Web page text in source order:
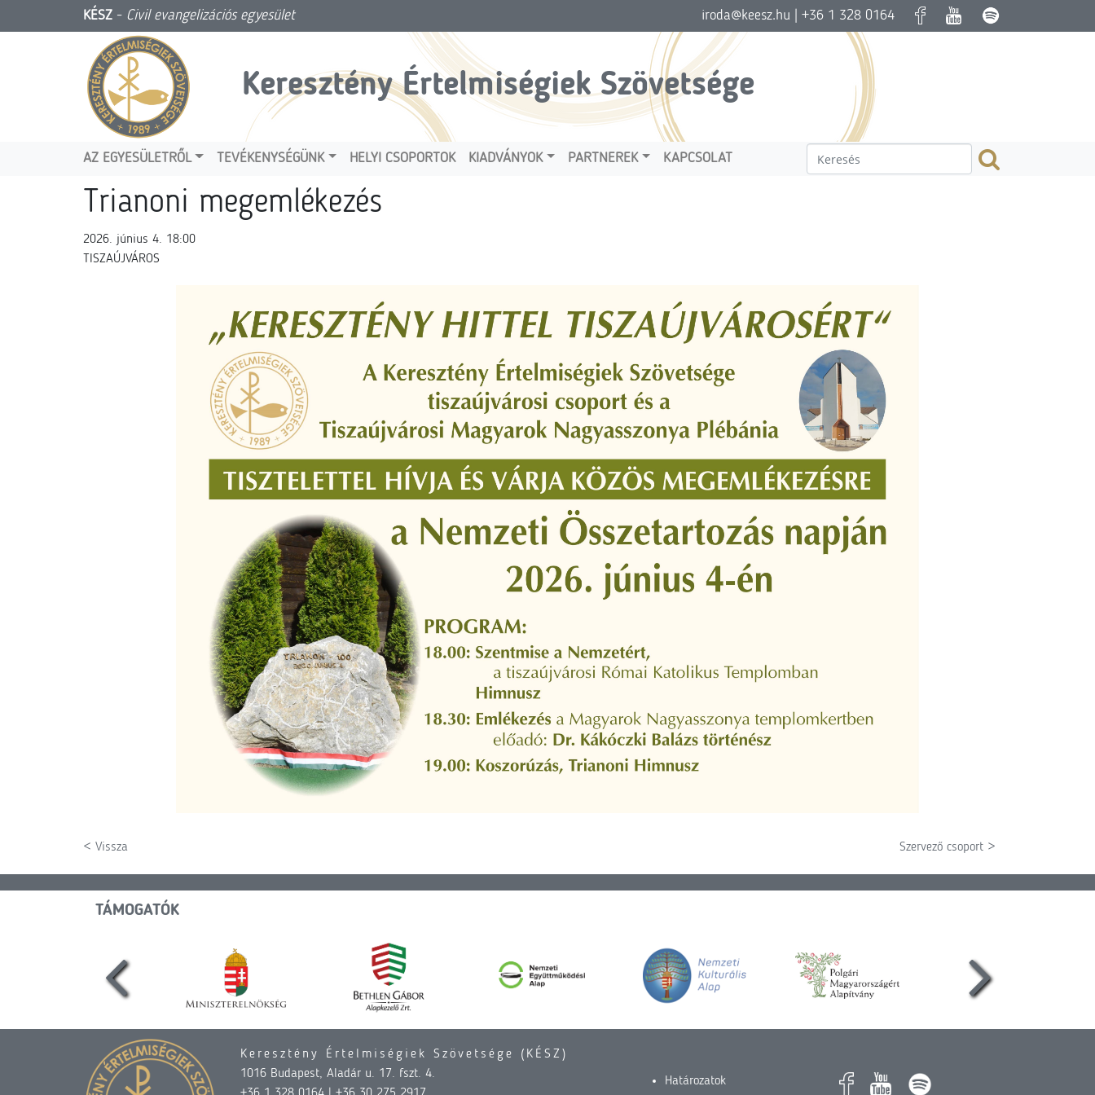
KÉSZ - Civil evangelizációs egyesület iroda@keesz.hu | +36 1 328 0164
Keresztény Értelmiségiek Szövetsége
AZ EGYESÜLETRŐL TEVÉKENYSÉGÜNK HELYI CSOPORTOK KIADVÁNYOK PARTNEREK KAPCSOLAT
Trianoni megemlékezés
2026. június 4. 18:00
TISZAÚJVÁROS
< Vissza Szervező csoport >
TÁMOGATÓK
Keresztény Értelmiségiek Szövetsége (KÉSZ)
1016 Budapest, Aladár u. 17. fszt. 4.
Határozatok